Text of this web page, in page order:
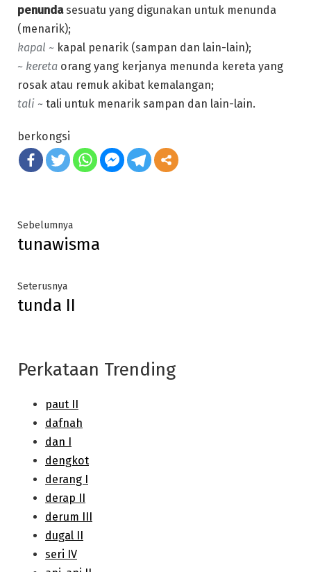
penundasesuatu yang digunakan untuk menunda
(menarik);
kapal ~ kapal penarik (sampan dan lain-lain);
~ kereta orang yang kerjanya menunda kereta yang
rosak atau remuk akibat kemalangan;
tali ~ tali untuk menarik sampan dan lain-lain.
berkongsi
Post
navigation
Sebelumnya
post:
tunawisma
Seterusnya
post:
tunda II
Perkataan Trending